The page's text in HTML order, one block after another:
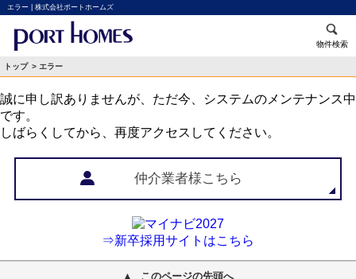
エラー | 株式会社ポートホームズ
物件検索
トップ > エラー
誠に申し訳ありませんが、ただ今、システムのメンテナンス中
です。
しばらくしてから、再度アクセスしてください。
仲介業者様こちら
⇒新卒採用サイトはこちら
このページの先頭へ